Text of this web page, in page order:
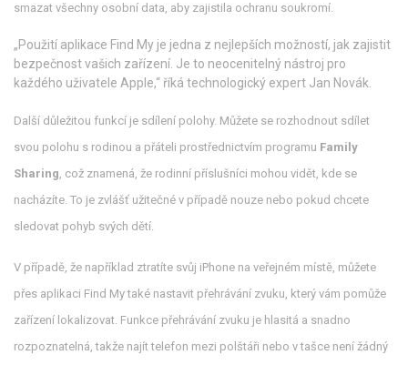
smazat všechny osobní data, aby zajistila ochranu soukromí.
„Použití aplikace Find My je jedna z nejlepších možností, jak zajistit
bezpečnost vašich zařízení. Je to neocenitelný nástroj pro
každého uživatele Apple,“ říká technologický expert Jan Novák.
Další důležitou funkcí je sdílení polohy. Můžete se rozhodnout sdílet
svou polohu s rodinou a přáteli prostřednictvím programu Family
Sharing, což znamená, že rodinní příslušníci mohou vidět, kde se
nacházíte. To je zvlášť užitečné v případě nouze nebo pokud chcete
sledovat pohyb svých dětí.
V případě, že například ztratíte svůj iPhone na veřejném místě, můžete
přes aplikaci Find My také nastavit přehrávání zvuku, který vám pomůže
zařízení lokalizovat. Funkce přehrávání zvuku je hlasitá a snadno
rozpoznatelná, takže najít telefon mezi polštáři nebo v tašce není žádný